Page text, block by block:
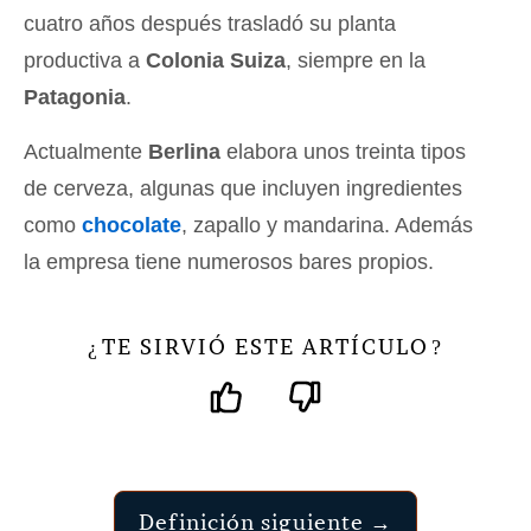
cuatro años después trasladó su planta
productiva a Colonia Suiza, siempre en la
Patagonia.
Actualmente Berlina elabora unos treinta tipos
de cerveza, algunas que incluyen ingredientes
como chocolate, zapallo y mandarina. Además
la empresa tiene numerosos bares propios.
¿ TE SIRVIÓ ESTE ARTÍCULO ?
Definición siguiente →